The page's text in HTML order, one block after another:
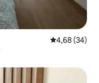
Gemiddelde
4,68 (34)